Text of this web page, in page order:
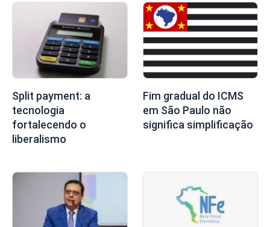
Split payment: a
tecnologia
fortalecendo o
liberalismo
Fim gradual do ICMS
em São Paulo não
significa simplificação